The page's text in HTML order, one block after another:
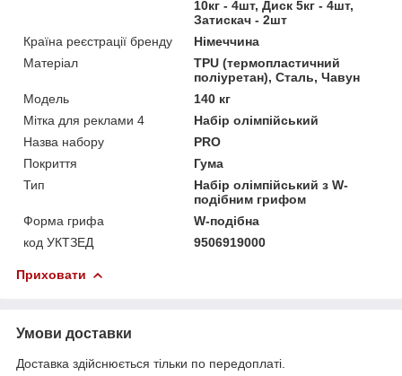
10кг - 4шт, Диск 5кг - 4шт,
Затискач - 2шт
Країна реєстрації бренду
Німеччина
Матеріал
TPU (термопластичний
поліуретан), Сталь, Чавун
Мoдель
140 кг
Мітка для реклами 4
Набір олімпійський
Назва набору
PRO
Покриття
Гума
Тип
Набір олімпійський з W-
подібним грифом
Форма грифа
W-подібна
код УКТЗЕД
9506919000
Приховати
Умови доставки
Доставка здійснюється тільки по передоплаті.